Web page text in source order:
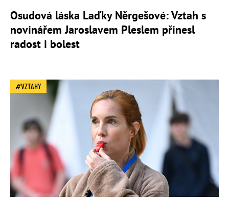
Osudová láska Laďky Něrgešové: Vztah s
novinářem Jaroslavem Pleslem přinesl
radost i bolest
VZTAHY